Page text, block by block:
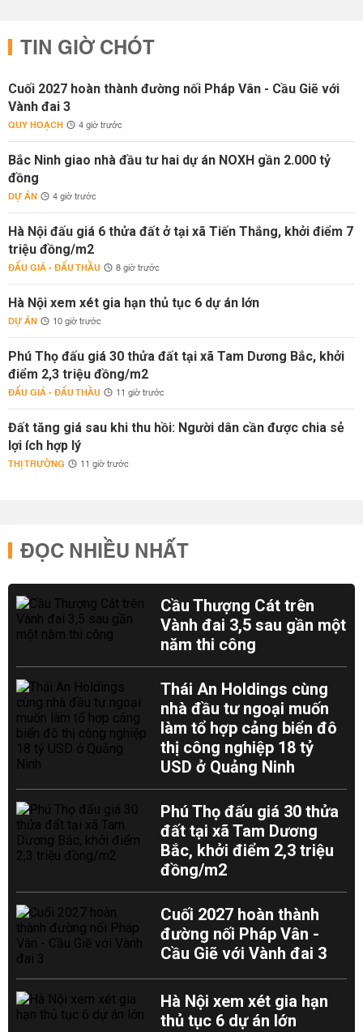
TIN GIỜ CHÓT
Cuối 2027 hoàn thành đường nối Pháp Vân - Cầu Giẽ với
Vành đai 3
QUY HOẠCH 4 giờ trước
Bắc Ninh giao nhà đầu tư hai dự án NOXH gần 2.000 tỷ
đồng
DỰ ÁN 4 giờ trước
Hà Nội đấu giá 6 thửa đất ở tại xã Tiến Thắng, khởi điểm 7
triệu đồng/m2
ĐẤU GIÁ - ĐẤU THẦU 8 giờ trước
Hà Nội xem xét gia hạn thủ tục 6 dự án lớn
DỰ ÁN 10 giờ trước
Phú Thọ đấu giá 30 thửa đất tại xã Tam Dương Bắc, khởi
điểm 2,3 triệu đồng/m2
ĐẤU GIÁ - ĐẤU THẦU 11 giờ trước
Đất tăng giá sau khi thu hồi: Người dân cần được chia sẻ
lợi ích hợp lý
THỊ TRƯỜNG 11 giờ trước
ĐỌC NHIỀU NHẤT
Cầu Thượng Cát trên
Vành đai 3,5 sau gần một
năm thi công
Thái An Holdings cùng
nhà đầu tư ngoại muốn
làm tổ hợp cảng biển đô
thị công nghiệp 18 tỷ
USD ở Quảng Ninh
Phú Thọ đấu giá 30 thửa
đất tại xã Tam Dương
Bắc, khởi điểm 2,3 triệu
đồng/m2
Cuối 2027 hoàn thành
đường nối Pháp Vân -
Cầu Giẽ với Vành đai 3
Hà Nội xem xét gia hạn
thủ tục 6 dự án lớn